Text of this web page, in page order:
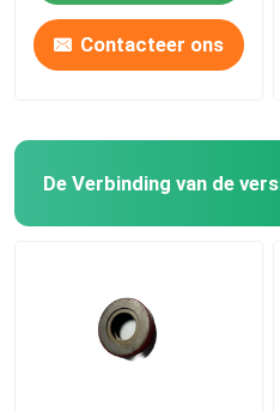
Contacteer ons